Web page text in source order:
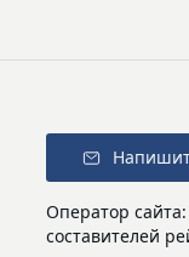
Оператор
составителей